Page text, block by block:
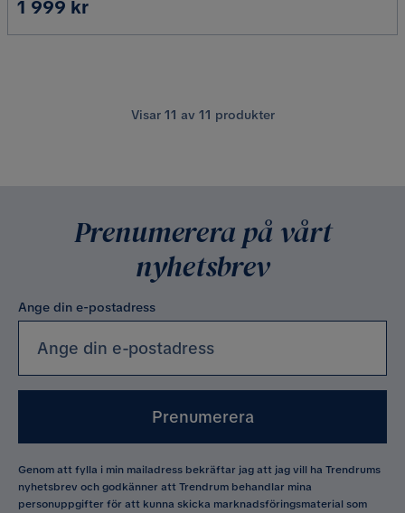
Pris
1 999 kr
Visar 11 av 11 produkter
Prenumerera på vårt
nyhetsbrev
Ange din e-postadress
Prenumerera
Genom att fylla i min mailadress bekräftar jag att jag vill ha Trendrums
nyhetsbrev och godkänner att Trendrum behandlar mina
personuppgifter för att kunna skicka marknadsföringsmaterial som